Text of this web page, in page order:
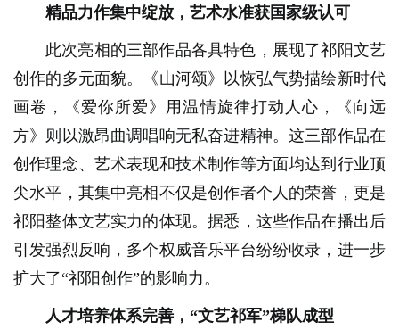
精品力作集中绽放，艺术水准获国家级认可
此次亮相的三部作品各具特色，展现了祁阳文艺
创作的多元面貌。《山河颂》以恢弘气势描绘新时代
画卷，《爱你所爱》用温情旋律打动人心，《向远
方》则以激昂曲调唱响无私奋进精神。这三部作品在
创作理念、艺术表现和技术制作等方面均达到行业顶
尖水平，其集中亮相不仅是创作者个人的荣誉，更是
祁阳整体文艺实力的体现。据悉，这些作品在播出后
引发强烈反响，多个权威音乐平台纷纷收录，进一步
扩大了“祁阳创作”的影响力。
人才培养体系完善，“文艺祁军”梯队成型